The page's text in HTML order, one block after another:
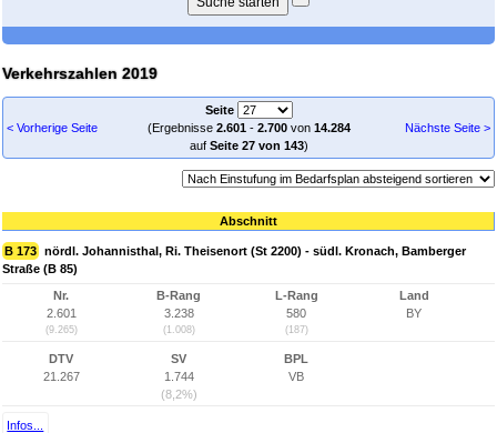
Verkehrszahlen 2019
< Vorherige Seite
Seite
(Ergebnisse 2.601- 2.700von 14.284
auf Seite 27 von 143)
Nächste Seite >
Abschnitt
B 173 nördl. Johannisthal, Ri. Theisenort (St 2200) - südl. Kronach, Bamberger
Straße (B 85)
Nr.
2.601
(9.265)
B-Rang
3.238
(1.008)
L-Rang
580
(187)
Land
BY
DTV
21.267
SV
1.744
(8,2%)
BPL
VB
Infos...